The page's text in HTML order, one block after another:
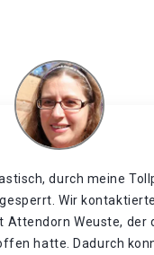
durch meine
Wir
Attendorn Weuste, der
hatte. Dadurch